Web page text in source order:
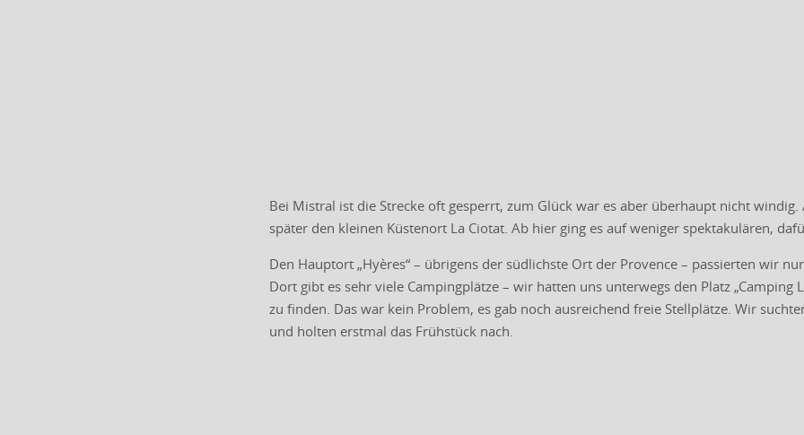
Bei Mistral ist die Strecke oft gesperrt, zum Glück war es aber überhaupt nicht
später den kleinen Küstenort La Ciotat. Ab hier ging es auf weniger spektakulären,
Den Hauptort „Hyères“ – übrigens der südlichste Ort der Provence – passierten wir
Dort gibt es sehr viele Campingplätze – wir hatten uns unterwegs den Platz
zu finden. Das war kein Problem, es gab noch ausreichend freie Stellplätze. Wir
und holten erstmal das Frühstück nach.